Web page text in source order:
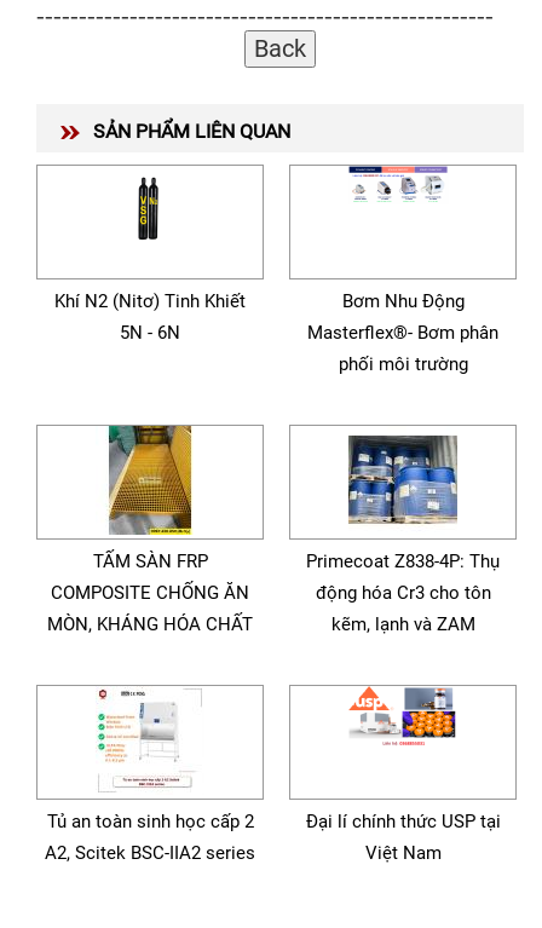
------------------------------------------------------
SẢN PHẨM LIÊN QUAN
Khí N2 (Nitơ) Tinh Khiết
5N - 6N
Bơm Nhu Động
Masterflex®- Bơm phân
phối môi trường
TẤM SÀN FRP
COMPOSITE CHỐNG ĂN
MÒN, KHÁNG HÓA CHẤT
Primecoat Z838-4P: Thụ
động hóa Cr3 cho tôn
kẽm, lạnh và ZAM
Tủ an toàn sinh học cấp 2
A2, Scitek BSC-IIA2 series
Đại lí chính thức USP tại
Việt Nam